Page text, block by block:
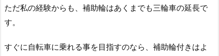
ただ私の経験からも、補助輪はあくまでも三輪車の延長で
す。
すぐに自転車に乗れる事を目指すのなら、補助輪付きはよ